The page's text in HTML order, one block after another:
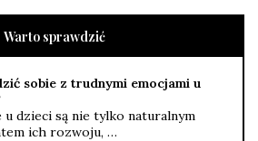
Warto sprawdzić
sobie z trudnymi emocjami u
u dzieci są nie tylko naturalnym
ich rozwoju, …